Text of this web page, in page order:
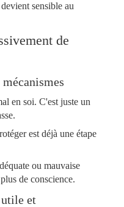
sensible au
de
mécanismes
en soi. C'est juste un
est déjà une étape
ou mauvaise
de conscience.
et